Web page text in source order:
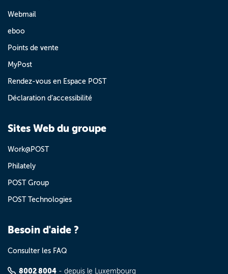
Webmail
eboo
Points de vente
MyPost
Rendez-vous en Espace POST
Déclaration d’accessibilité
Sites Web du groupe
Work@POST
Philately
POST Group
POST Technologies
Besoin d'aide ?
Consulter les FAQ
8002 8004 - depuis le Luxembourg